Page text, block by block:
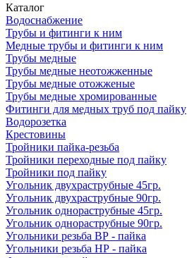
Каталог
Водоснабжение
Трубы и фитинги к ним
Медные трубы и фитинги к ним
Трубы медные
Трубы медные неотожженные
Трубы медные отожженые
Трубы медные хромированные
Фитинги для медных труб под пайку
Водорозетка
Крестовины
Тройники пайка-резьба
Тройники переходные под пайку
Тройники под пайку
Угольник двухраструбные 45гр.
Угольник двухраструбные 90гр.
Угольник однораструбные 45гр.
Угольник однораструбные 90гр.
Угольники резьба ВР - пайка
Угольники резьба НР - пайка